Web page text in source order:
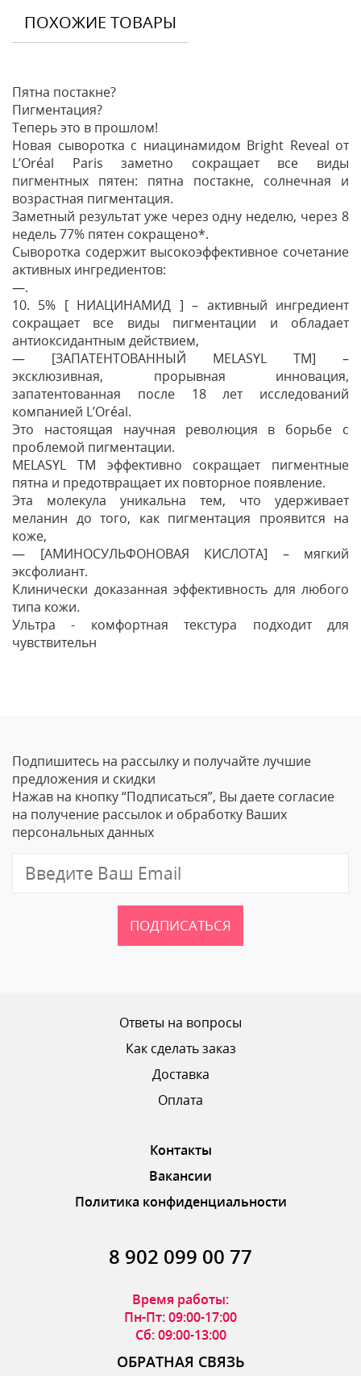
ПОХОЖИЕ ТОВАРЫ
Пятна постакне?
Пигментация?
Теперь это в прошлом!
Новая сыворотка с ниацинамидом Bright Reveal от
L’Oréal Paris заметно сокращает все виды
пигментных пятен: пятна постакне, солнечная и
возрастная пигментация.
Заметный результат уже через одну неделю, через 8
недель 77% пятен сокращено*.
Сыворотка содержит высокоэффективное сочетание
активных ингредиентов:
—.
10. 5% [ НИАЦИНАМИД ] – активный ингредиент
сокращает все виды пигментации и обладает
антиоксидантным действием,
— [ЗАПАТЕНТОВАННЫЙ MELASYL TM] –
эксклюзивная, прорывная инновация,
запатентованная после 18 лет исследований
компанией L’Oréal.
Это настоящая научная революция в борьбе с
проблемой пигментации.
MELASYL TM эффективно сокращает пигментные
пятна и предотвращает их повторное появление.
Эта молекула уникальна тем, что удерживает
меланин до того, как пигментация проявится на
коже,
— [АМИНОСУЛЬФОНОВАЯ КИСЛОТА] – мягкий
эксфолиант.
Клинически доказанная эффективность для любого
типа кожи.
Ультра - комфортная текстура подходит для
чувствительн
Ваше Имя
Email
ОТПРАВИТЬ ОТЗЫВ
Подпишитесь на рассылку и получайте лучшие
предложения и скидки
Нажав на кнопку “Подписаться”, Вы даете согласие
на получение рассылок и обработку Ваших
персональных данных
ПОДПИСАТЬСЯ
Ответы на вопросы
Как сделать заказ
Доставка
Оплата
Контакты
Вакансии
Политика конфиденциальности
8 902 099 00 77
Время работы:
Пн-Пт: 09:00-17:00
Сб: 09:00-13:00
ОБРАТНАЯ СВЯЗЬ